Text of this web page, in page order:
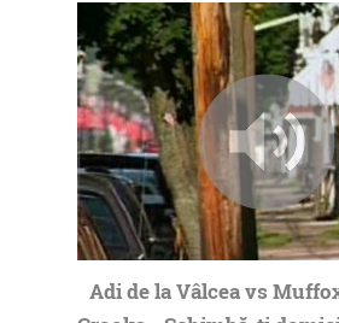
Adi de la Vâlcea vs